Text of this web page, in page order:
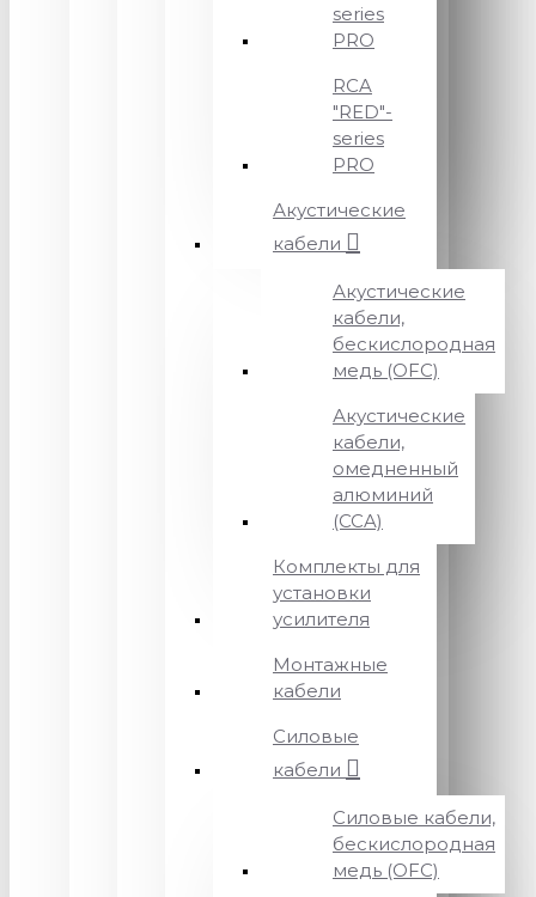
series
PRO
RCA
"RED"-
series
PRO
Акустические
кабели
Акустические
кабели,
бескислородная
медь (OFC)
Акустические
кабели,
омедненный
алюминий
(CCA)
Комплекты для
установки
усилителя
Монтажные
кабели
Силовые
кабели
Силовые кабели,
бескислородная
медь (OFC)